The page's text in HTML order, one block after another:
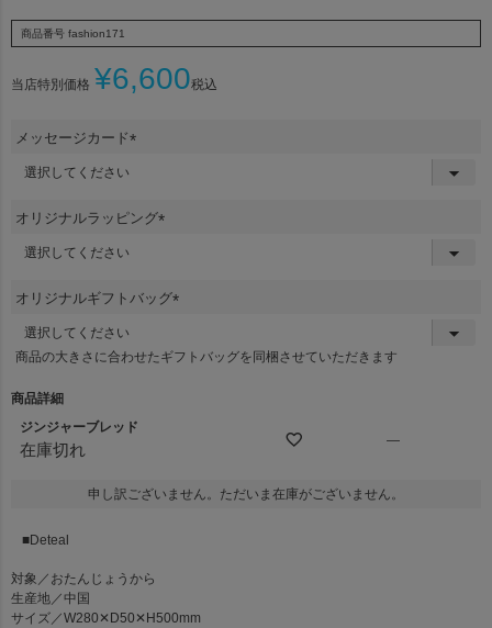
商品番号 fashion171
当店特別価格 ¥6,600税込
メッセージカード
)
オリジナルラッピング
)
オリジナルギフトバッグ
須
商品の大きさに合わせたギフトバッグを同梱させていただきます
商品詳細
ジンジャーブレッド
在庫切れ
—
申し訳ございません。ただいま在庫がございません。
■Deteal
対象／おたんじょうから
生産地／中国
サイズ／W280✕D50✕H500mm